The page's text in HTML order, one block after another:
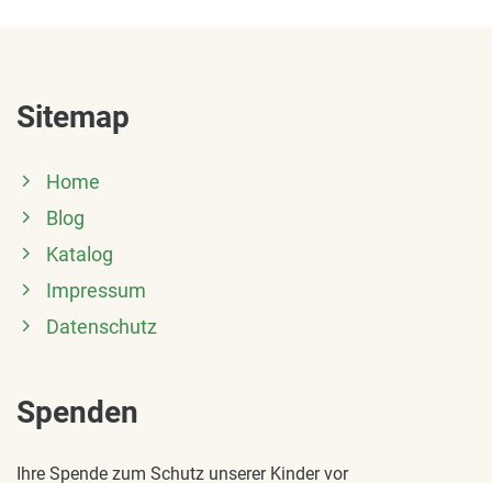
Sitemap
Home
Blog
Katalog
Impressum
Datenschutz
Spenden
Ihre Spende zum Schutz unserer Kinder vor